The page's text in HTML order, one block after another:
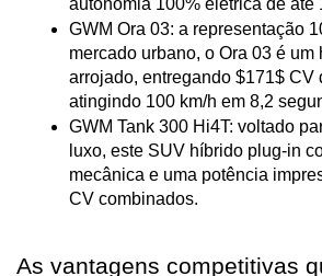
GWM Ora 03: a representação
mercado urbano, o Ora 03 é um
arrojado, entregando $171$ CV
atingindo 100 km/h em 8,2
GWM Tank 300 Hi4T: voltado
luxo, este SUV híbrido plug-in
mecânica e uma potência
CV combinados.
As vantagens competitivas